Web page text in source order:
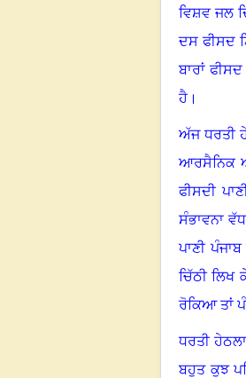
ਵਿਸ਼ਵ ਜਲ
ਦਸ ਫੀਸਦ
ਬਾਰਾਂ
ਹੈ ।
ਅੱਜ ਧਰਤੀ
ਆਰਸੈਨਿਕ
ਫੀਸਦੀ
ਸੰਭਾਵਨਾ
ਪਾਣੀ
ਚਿੱਠੀ
ਰੋਕਿਆ ਤਾਂ
ਧਰਤੀ
ਬਹੁਤ ਕੁਝ